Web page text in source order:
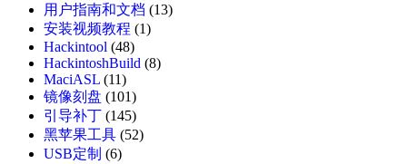
用户指南和文档 (13)
安装视频教程 (1)
Hackintool (48)
HackintoshBuild (8)
MaciASL (11)
镜像刻盘 (101)
引导补丁 (145)
黑苹果工具 (52)
USB定制 (6)